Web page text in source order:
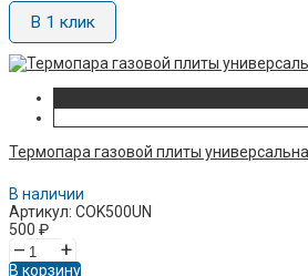
В 1 клик
Термопара газовой плиты
В наличии
Артикул: COK500UN
500 ₽
– +
В корзину